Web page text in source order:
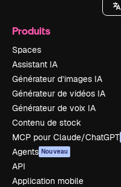
Produits
Spaces
Assistant IA
Générateur d’images IA
Générateur de vidéos IA
Générateur de voix IA
Contenu de stock
MCP pour Claude/ChatGPT
Agents Nouveau
API
Application mobile